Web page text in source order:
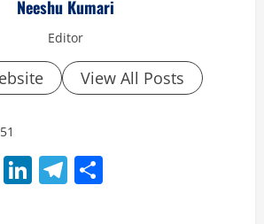
Neeshu Kumari
Editor
View All Posts
Messenger
LinkedIn
Telegram